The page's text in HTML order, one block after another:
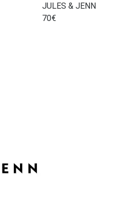
JULES & JENN
70€